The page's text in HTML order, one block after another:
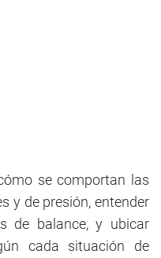
se comportan las
y de presión, entender
de balance, y ubicar
cada situación de